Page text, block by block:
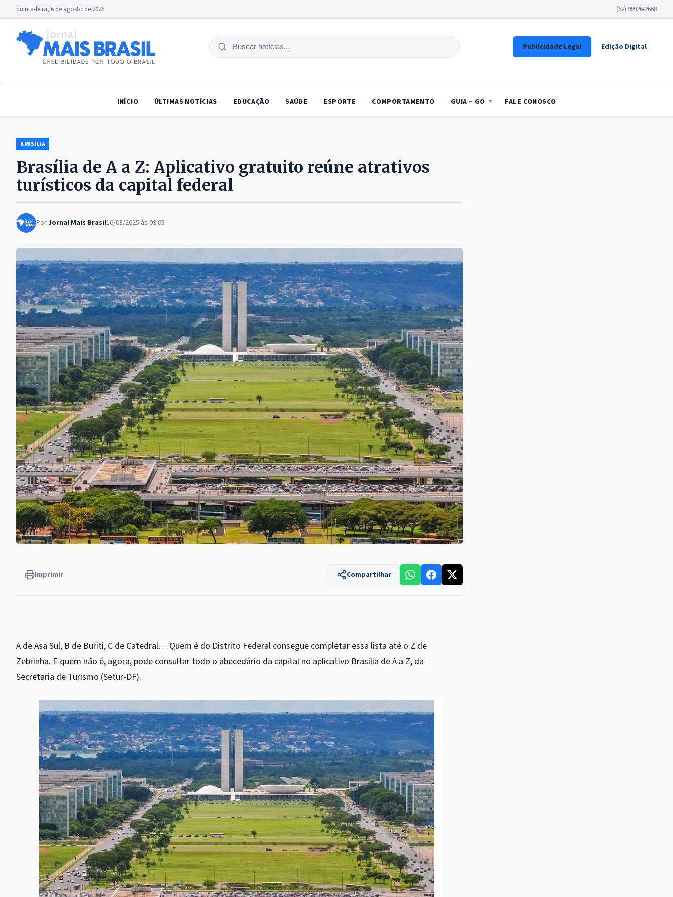
quinta-feira, 6 de agosto de 2026 (62) 99926-2668
Buscar
Publicidade Legal Edição Digital
INÍCIO ÚLTIMAS NOTÍCIAS EDUCAÇÃO SAÚDE ESPORTE COMPORTAMENTO GUIA – GO FALE CONOSCO
BRASÍLIA
Brasília de A a Z: Aplicativo gratuito reúne atrativos
turísticos da capital federal
PorJornal Mais Brasil16/03/2025 às 09:08
Imprimir Compartilhar
A de Asa Sul, B de Buriti, C de Catedral… Quem é do Distrito Federal consegue completar essa lista até o Z de
Zebrinha. E quem não é, agora, pode consultar todo o abecedário da capital no aplicativo Brasília de A a Z, da
Secretaria de Turismo (Setur-DF).